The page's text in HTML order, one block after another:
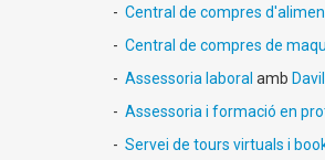
- Central de compres
- Central de compres de
- Assessoria laboral amb
- Assessoria i formació en
- Servei de tours virtuals i